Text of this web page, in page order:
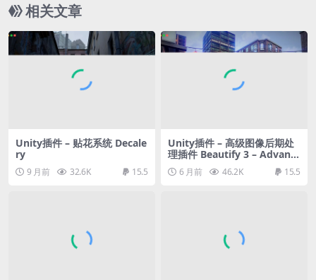
相关文章
Unity插件 – 贴花系统 Decale
ry
9 月前 32.6K 15.5
Unity插件 – 高级图像后期处
理插件 Beautify 3 – Advanc
ed Post Processing
6 月前 46.2K 15.5